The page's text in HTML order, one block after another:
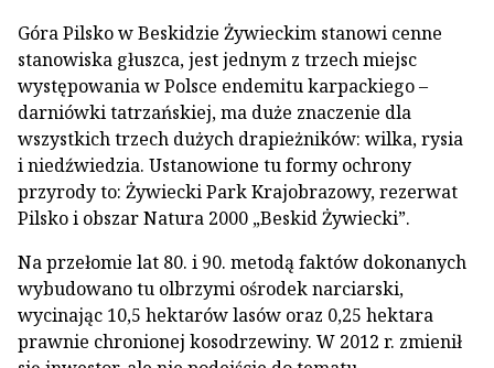
Góra Pilsko w Beskidzie Żywieckim stanowi cenne
stanowiska głuszca, jest jednym z trzech miejsc
występowania w Polsce endemitu karpackiego –
darniówki tatrzańskiej, ma duże znaczenie dla
wszystkich trzech dużych drapieżników: wilka, rysia
i niedźwiedzia. Ustanowione tu formy ochrony
przyrody to: Żywiecki Park Krajobrazowy, rezerwat
Pilsko i obszar Natura 2000 „Beskid Żywiecki”.
Na przełomie lat 80. i 90. metodą faktów dokonanych
wybudowano tu olbrzymi ośrodek narciarski,
wycinając 10,5 hektarów lasów oraz 0,25 hektara
prawnie chronionej kosodrzewiny. W 2012 r. zmienił